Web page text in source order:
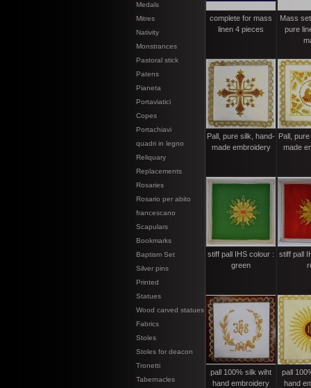
Medals
Mitres
Nativity
Monstrances
Pastoral stick
Patens
Pianeta
Portaviatici
Copes
Portachiavi
quadri in legno
Reliquary
Replacements
Rosaries
Rosario per abito
francescano
Scapulars
Bookmarks
Baptism Set
Silver pins
Printed
Statues
Wood carved statues
Fabrics
Stoles
Stoles for deacon
Tronetti
Tabernacles
complete for mass
linen 4 pieces
Mass
pure
Pall, pure silk, hand-
made embroidery
Pall,
made
stiff pall IHS colour :
green
stiff pall
pall 100% silk wiht
hand embroidery
pall
hand